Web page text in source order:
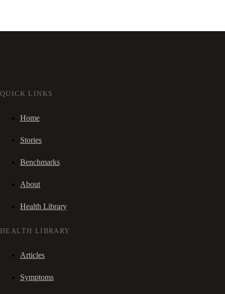
QUICK LINKS
Home
Stories
Benchmarks
About
Health Library
HEALTH LIBRARY
Articles
Symptoms